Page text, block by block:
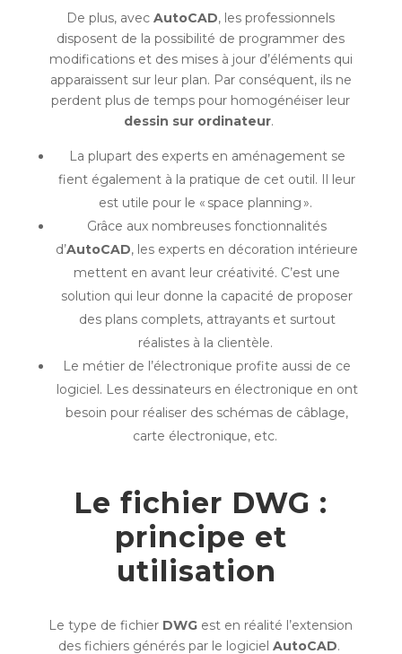
De plus, avecAutoCAD, les professionnels
disposent de la possibilité de programmer des
modifications et des mises à jour d’éléments qui
apparaissent sur leur plan. Par conséquent, ils ne
perdent plus de temps pour homogénéiser leur
dessin sur ordinateur.
La plupart des experts en aménagement se
fient également à la pratique de cet outil. Il leur
est utile pour le « space planning ».
Grâce aux nombreuses fonctionnalités
d’AutoCAD, les experts en décoration intérieure
mettent en avant leur créativité. C’est une
solution qui leur donne la capacité de proposer
des plans complets, attrayants et surtout
réalistes à la clientèle.
Le métier de l’électronique profite aussi de ce
logiciel. Les dessinateurs en électronique en ont
besoin pour réaliser des schémas de câblage,
carte électronique, etc.
Le fichier DWG :
principe et
utilisation
Le type de fichier DWG est en réalité l’extension
des fichiers générés par le logiciel AutoCAD.